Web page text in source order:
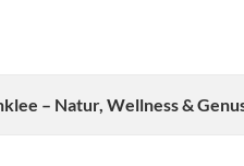
– Natur, Wellness &